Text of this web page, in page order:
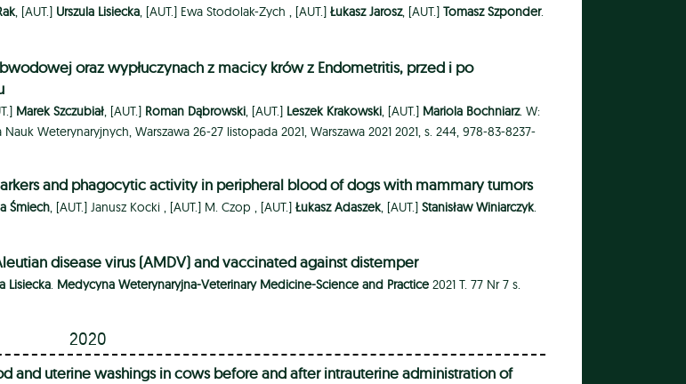
, [AUT.] Urszula Lisiecka, [AUT.] Ewa Stodolak-Zych , [AUT.]Łukasz Jarosz, [AUT.]Tomasz Szponder.
oraz wypłuczynach z macicy krów z Endometritis, przed i po
Marek Szczubiał , [AUT.] Roman Dąbrowski , [AUT.] Leszek Krakowski , [AUT.] Mariola Bochniarz. W:
Weterynaryjnych, Warszawa 26-27 listopada 2021, Warszawa 2021 2021, s. 244, 978-83-8237-
and phagocytic activity in peripheral blood of dogs with mammary tumors
Śmiech , [AUT.] Janusz Kocki , [AUT.] M. Czop , [AUT.]Łukasz Adaszek , [AUT.]Stanisław Winiarczyk
disease virus (AMDV) and vaccinated against distemper
Lisiecka. Medycyna Weterynaryjna-Veterinary Medicine-Science and Practice 2021 T. 77 Nr 7 s.
2020
and uterine washings in cows before and after intrauterine administration of